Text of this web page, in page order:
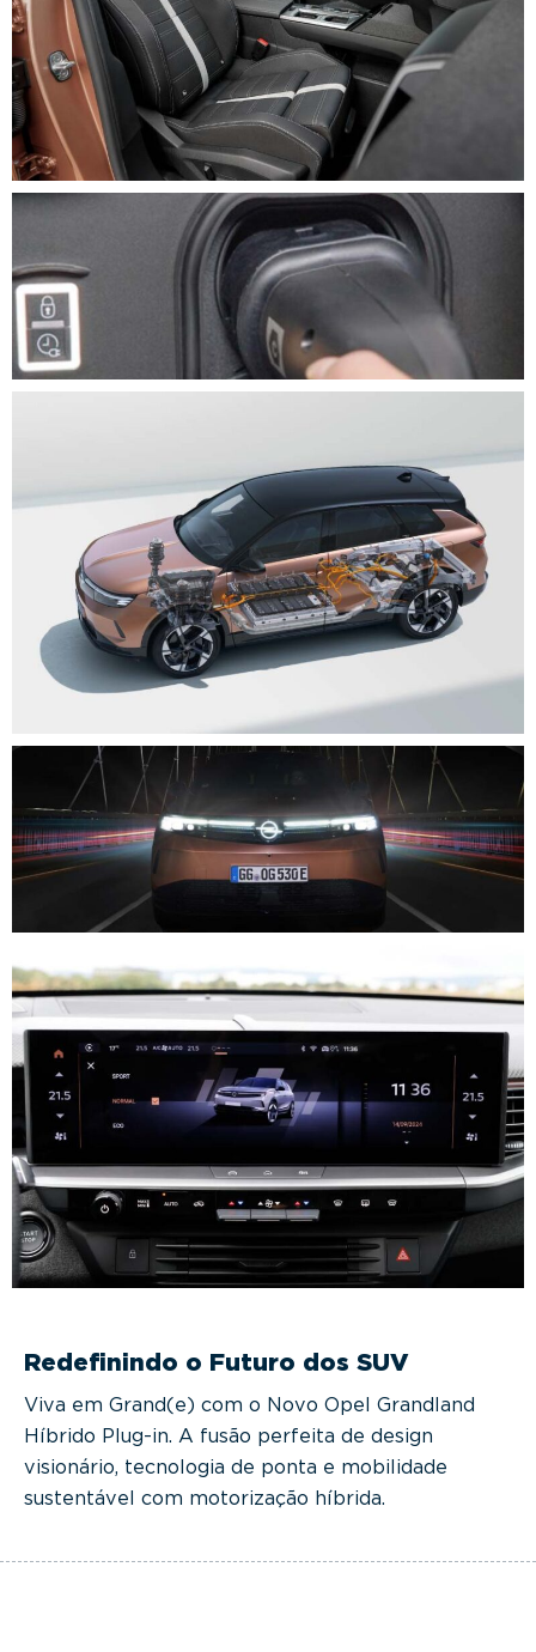
Redefinindo o Futuro dos SUV
Viva em Grand(e) com o Novo Opel Grandland
Híbrido Plug-in. A fusão perfeita de design
visionário, tecnologia de ponta e mobilidade
sustentável com motorização híbrida.